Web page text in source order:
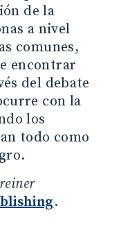
de la
a nivel
comunes,
encontrar
del debate
con la
los
todo como
.